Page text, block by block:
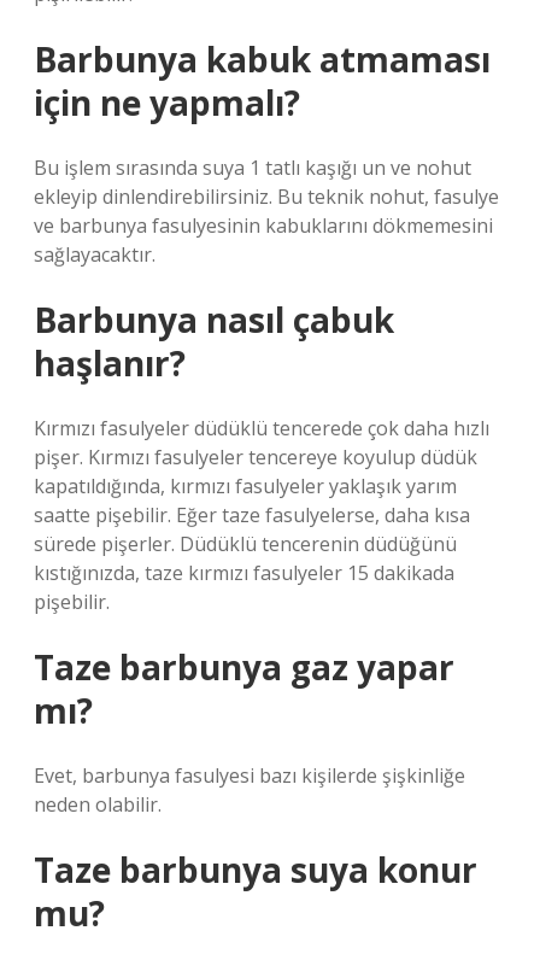
Barbunya kabuk atmaması
için ne yapmalı?
Bu işlem sırasında suya 1 tatlı kaşığı un ve nohut
ekleyip dinlendirebilirsiniz. Bu teknik nohut, fasulye
ve barbunya fasulyesinin kabuklarını dökmemesini
sağlayacaktır.
Barbunya nasıl çabuk
haşlanır?
Kırmızı fasulyeler düdüklü tencerede çok daha hızlı
pişer. Kırmızı fasulyeler tencereye koyulup düdük
kapatıldığında, kırmızı fasulyeler yaklaşık yarım
saatte pişebilir. Eğer taze fasulyelerse, daha kısa
sürede pişerler. Düdüklü tencerenin düdüğünü
kıstığınızda, taze kırmızı fasulyeler 15 dakikada
pişebilir.
Taze barbunya gaz yapar
mı?
Evet, barbunya fasulyesi bazı kişilerde şişkinliğe
neden olabilir.
Taze barbunya suya konur
mu?